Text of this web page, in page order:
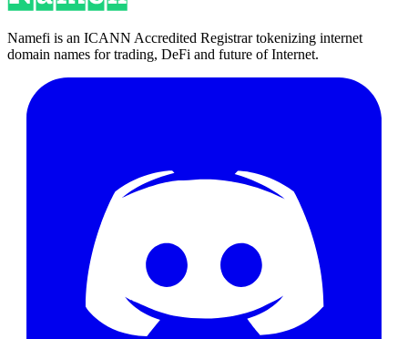
Namefi is an ICANN Accredited Registrar tokenizing internet
domain names for trading, DeFi and future of Internet.